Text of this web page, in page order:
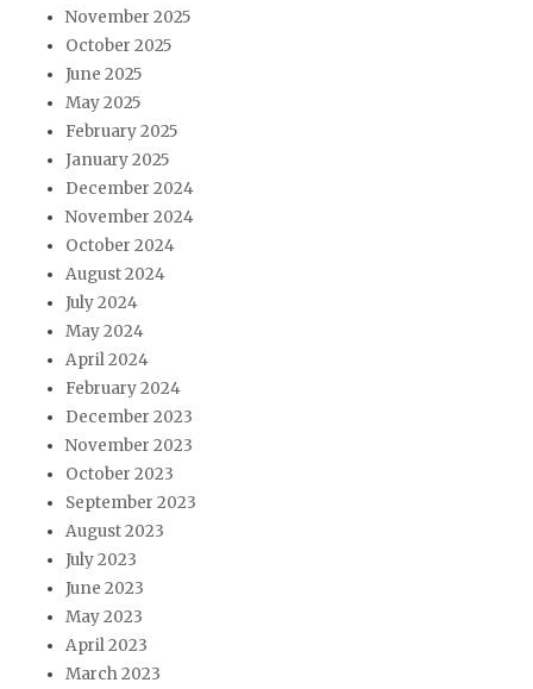
November 2025
October 2025
June 2025
May 2025
February 2025
January 2025
December 2024
November 2024
October 2024
August 2024
July 2024
May 2024
April 2024
February 2024
December 2023
November 2023
October 2023
September 2023
August 2023
July 2023
June 2023
May 2023
April 2023
March 2023